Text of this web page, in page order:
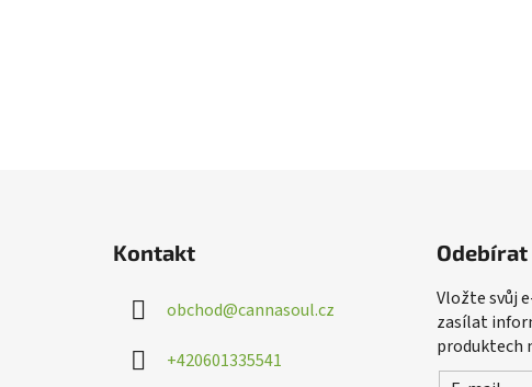
Kontakt
obchod@cannasoul.cz
+420601335541
Vložte svůj
zasílat
produktech